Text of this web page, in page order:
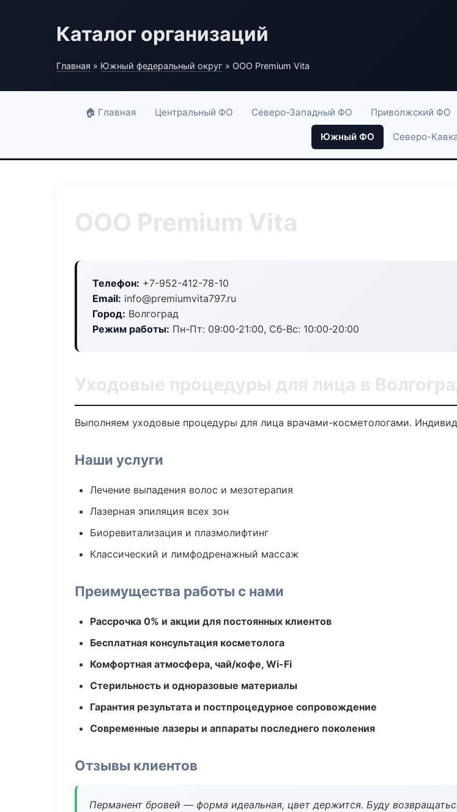
Каталог организаций
Главная » Южный федеральный округ » ООО Premium Vita
🏠 Главная Центральный ФО Северо-Западный ФО Приволжский ФО
Южный ФО Северо-
ООО Premium Vita
Телефон: +7-952-412-78-10
Email: info@premiumvita797.ru
Город: Волгоград
Режим работы: Пн-Пт: 09:00-21:00, Сб-Вс: 10:00-20:00
Уходовые процедуры для лица в
Выполняем уходовые процедуры для лица врачами-косметологами.
Наши услуги
Лечение выпадения волос и мезотерапия
Лазерная эпиляция всех зон
Биоревитализация и плазмолифтинг
Классический и лимфодренажный массаж
Преимущества работы с нами
Рассрочка 0% и акции для постоянных клиентов
Бесплатная консультация косметолога
Комфортная атмосфера, чай/кофе, Wi-Fi
Стерильность и одноразовые материалы
Гарантия результата и постпроцедурное сопровождение
Современные лазеры и аппараты последнего поколения
Отзывы клиентов
Перманент бровей — форма идеальная, цвет держится. Буду